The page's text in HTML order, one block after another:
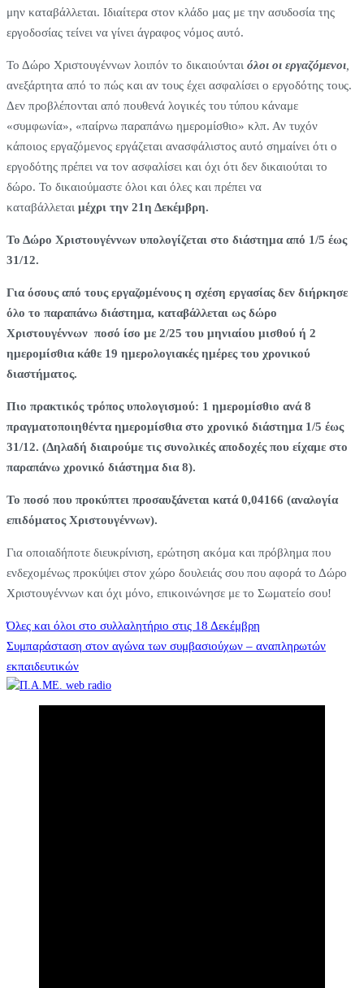
μην καταβάλλεται. Ιδιαίτερα στον κλάδο μας με την ασυδοσία της
εργοδοσίας τείνει να γίνει άγραφος νόμος αυτό.
Το Δώρο Χριστουγέννων λοιπόν το δικαιούνται όλοι οι εργαζόμενοι,
ανεξάρτητα από το πώς και αν τους έχει ασφαλίσει ο εργοδότης τους.
Δεν προβλέπονται από πουθενά λογικές του τύπου κάναμε
«συμφωνία», «παίρνω παραπάνω ημερομίσθιο» κλπ. Αν τυχόν
κάποιος εργαζόμενος εργάζεται ανασφάλιστος αυτό σημαίνει ότι ο
εργοδότης πρέπει να τον ασφαλίσει και όχι ότι δεν δικαιούται το
δώρο. Το δικαιούμαστε όλοι και όλες και πρέπει να
καταβάλλεται μέχρι την 21η Δεκέμβρη.
Το Δώρο Χριστουγέννων υπολογίζεται στο διάστημα από 1/5 έως
31/12.
Για όσους από τους εργαζομένους η σχέση εργασίας δεν διήρκησε
όλο το παραπάνω διάστημα, καταβάλλεται ως δώρο
Χριστουγέννων ποσό ίσο με 2/25 του μηνιαίου μισθού ή 2
ημερομίσθια κάθε 19 ημερολογιακές ημέρες του χρονικού
διαστήματος.
Πιο πρακτικός τρόπος υπολογισμού: 1 ημερομίσθιο ανά 8
πραγματοποιηθέντα ημερομίσθια στο χρονικό διάστημα 1/5 έως
31/12. (Δηλαδή διαιρούμε τις συνολικές αποδοχές που είχαμε στο
παραπάνω χρονικό διάστημα δια 8).
Το ποσό που προκύπτει προσαυξάνεται κατά 0,04166 (αναλογία
επιδόματος Χριστουγέννων).
Για οποιαδήποτε διευκρίνιση, ερώτηση ακόμα και πρόβλημα που
ενδεχομένως προκύψει στον χώρο δουλειάς σου που αφορά το Δώρο
Χριστουγέννων και όχι μόνο, επικοινώνησε με το Σωματείο σου!
Πλοήγηση
άρθρων
Όλες και όλοι στο συλλαλητήριο στις 18 Δεκέμβρη
Συμπαράσταση στον αγώνα των συμβασιούχων – αναπληρωτών
εκπαιδευτικών